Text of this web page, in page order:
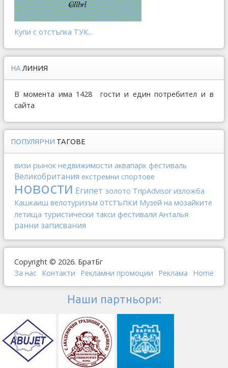
Купи с отстъпка ТУК...
НА ЛИНИЯ
В момента има 1428 гости и един потребител и в
сайта
ПОПУЛЯРНИ ТАГОВЕ
визи рынок недвижимости аквапарк фестиваль
Великобритания екстремни спортове
новости Египет золото TripAdvisor изложба
Кашкаиш велотуризъм отстъпки Музей на мозайките
летища туристически такси фестивали Анталья
ранни записвания
Copyright © 2026. БратБг
За нас Контакти Рекламни промоции Реклама Home
Наши партньори: